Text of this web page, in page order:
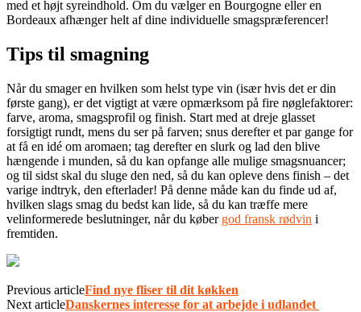
med et højt syreindhold. Om du vælger en Bourgogne eller en
Bordeaux afhænger helt af dine individuelle smagspræferencer!
Tips til smagning
Når du smager en hvilken som helst type vin (især hvis det er din
første gang), er det vigtigt at være opmærksom på fire nøglefaktorer:
farve, aroma, smagsprofil og finish. Start med at dreje glasset
forsigtigt rundt, mens du ser på farven; snus derefter et par gange for
at få en idé om aromaen; tag derefter en slurk og lad den blive
hængende i munden, så du kan opfange alle mulige smagsnuancer;
og til sidst skal du sluge den ned, så du kan opleve dens finish – det
varige indtryk, den efterlader! På denne måde kan du finde ud af,
hvilken slags smag du bedst kan lide, så du kan træffe mere
velinformerede beslutninger, når du køber god fransk rødvin i
fremtiden.
Previous articleFind nye fliser til dit køkken
Next articleDanskernes interesse for at arbejde i udlandet